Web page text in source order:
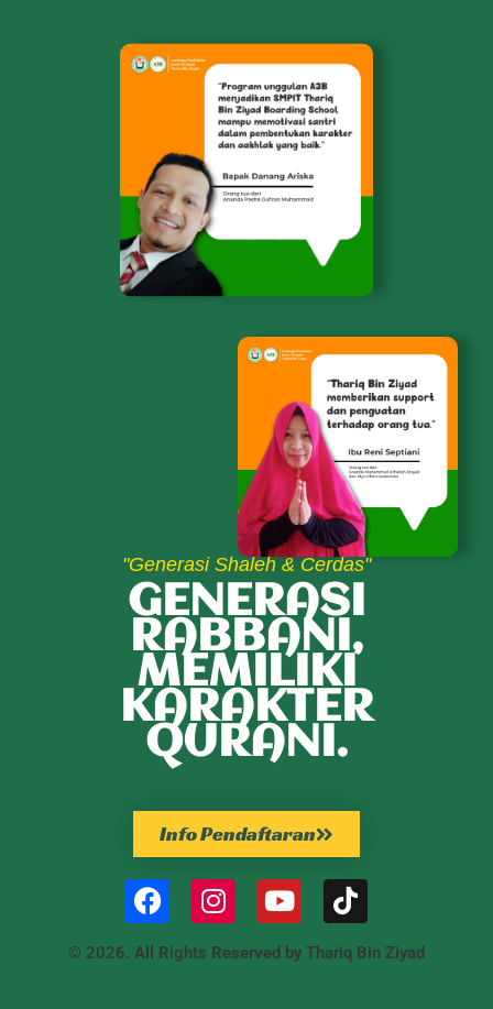
"Generasi Shaleh & Cerdas"
GENERASI
RABBANI,
MEMILIKI
KARAKTER
QURANI.
Info Pendaftaran
© 2026. All Rights Reserved by Thariq Bin Ziyad